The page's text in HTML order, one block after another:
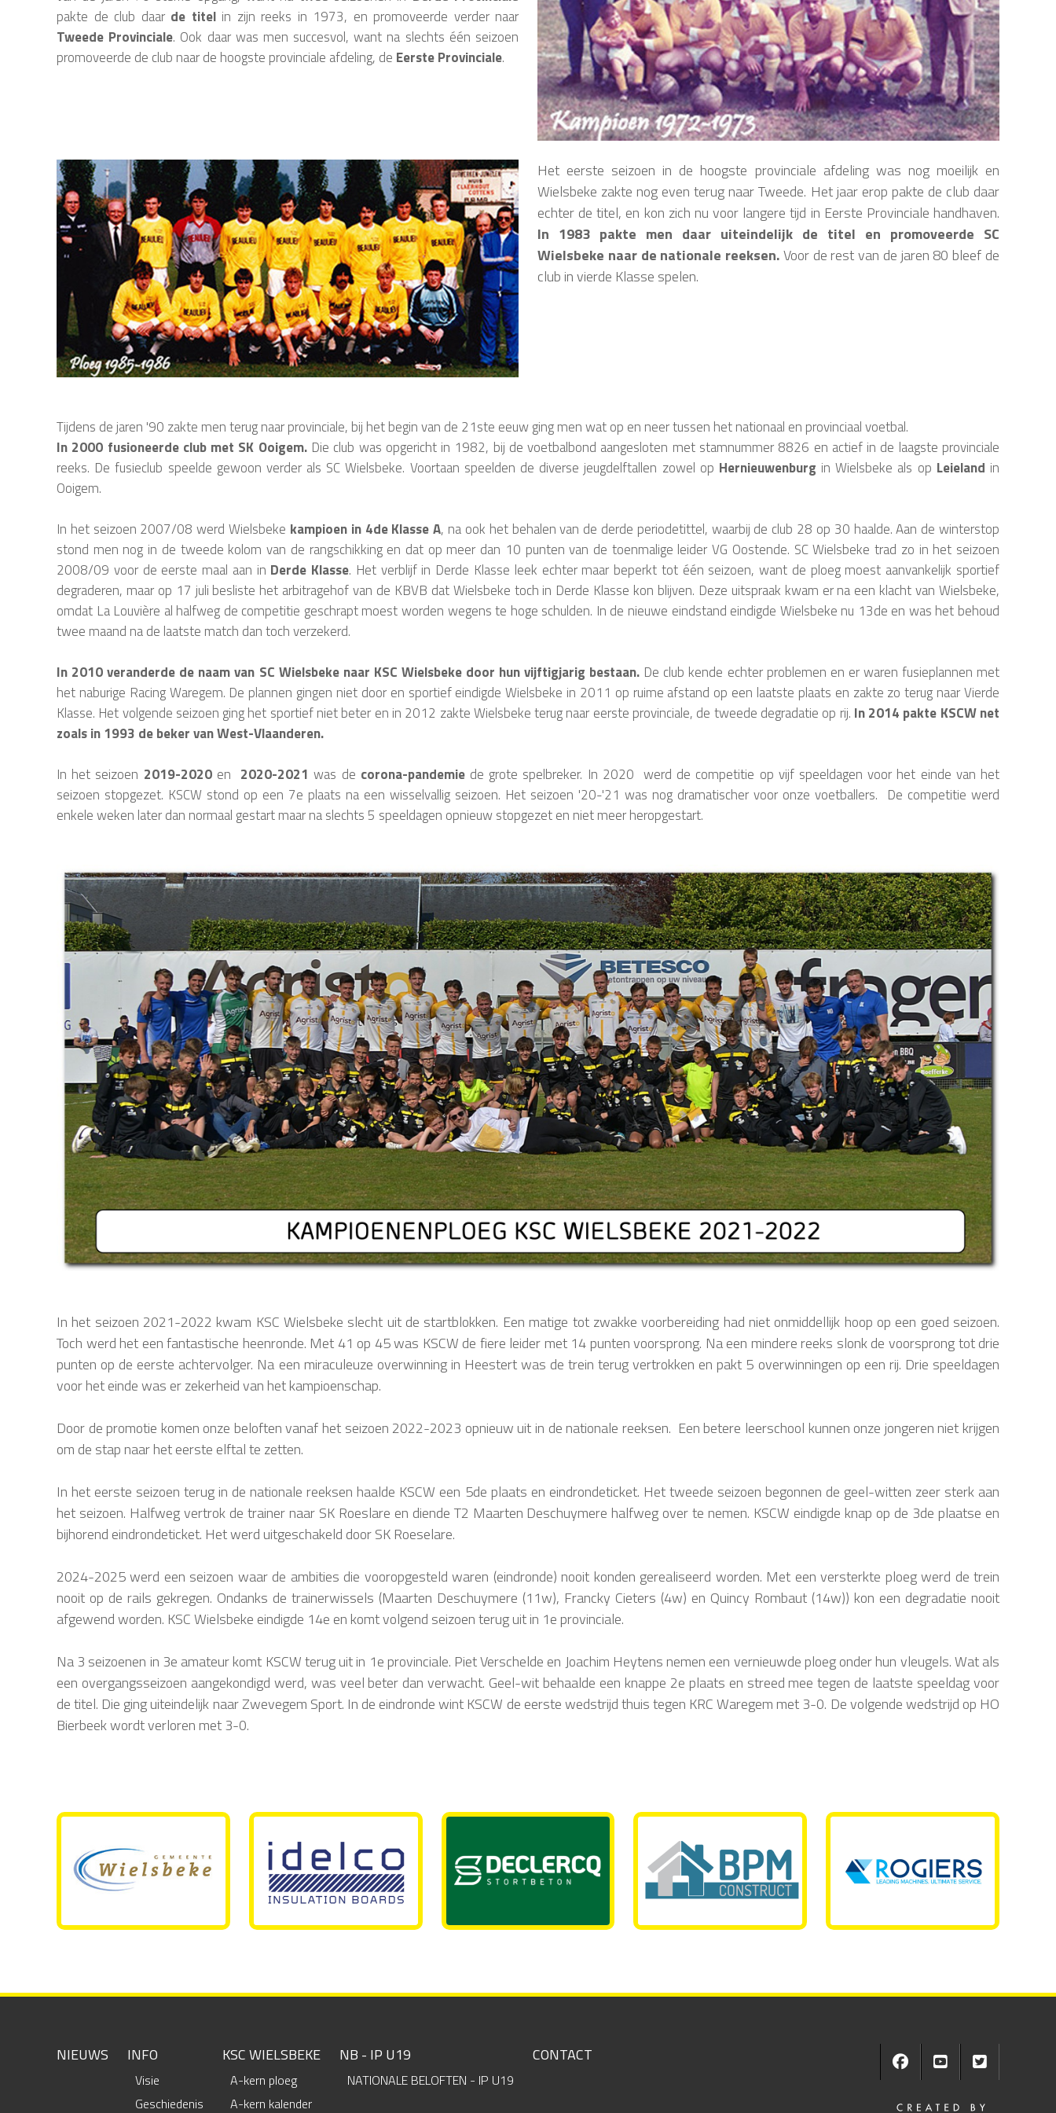
pakte de club daar de titelin zijn reeks in 1973, en promoveerde verder naar
Tweede Provinciale. Ook daar was men succesvol, want na slechts één seizoen
promoveerde de club naar de hoogste provinciale afdeling, de Eerste Provinciale.
Het eerste seizoen in de hoogste provinciale afdeling was nog moeilijk en
Wielsbeke zakte nog even terug naar Tweede. Het jaar erop pakte de club daar
echter de titel, en kon zich nu voor langere tijd in Eerste Provinciale handhaven.
In 1983 pakte men daar uiteindelijk de titel en promoveerde SC
Wielsbeke naar de nationale reeksen.Voor de rest van de jaren 80 bleef de
club in vierde Klasse spelen.
Tijdens de jaren '90 zakte men terug naar provinciale, bij het begin van de 21ste eeuw ging men wat op en neer tussen het nationaal en provinciaal voetbal.
In 2000 fusioneerde club met SK Ooigem.Die club was opgericht in 1982, bij de voetbalbond aangesloten met stamnummer 8826 en actief in de laagste provinciale
reeks. De fusieclub speelde gewoon verder als SC Wielsbeke. Voortaan speelden de diverse jeugdelftallen zowel op Hernieuwenburg in Wielsbeke als op Leieland in
Ooigem.
In het seizoen 2007/08 werd Wielsbeke kampioen in 4de Klasse A, na ook het behalen van de derde periodetittel, waarbij de club 28 op 30 haalde. Aan de winterstop
stond men nog in de tweede kolom van de rangschikking en dat op meer dan 10 punten van de toenmalige leider VG Oostende. SC Wielsbeke trad zo in het seizoen
2008/09 voor de eerste maal aan in Derde Klasse. Het verblijf in Derde Klasse leek echter maar beperkt tot één seizoen, want de ploeg moest aanvankelijk sportief
degraderen, maar op 17 juli besliste het arbitragehof van de KBVB dat Wielsbeke toch in Derde Klasse kon blijven. Deze uitspraak kwam er na een klacht van Wielsbeke,
omdat La Louvière al halfweg de competitie geschrapt moest worden wegens te hoge schulden. In de nieuwe eindstand eindigde Wielsbeke nu 13de en was het behoud
twee maand na de laatste match dan toch verzekerd.
In 2010 veranderde de naam van SC Wielsbeke naar KSC Wielsbeke door hun vijftigjarig bestaan. De club kende echter problemen en er waren fusieplannen met
het naburige Racing Waregem. De plannen gingen niet door en sportief eindigde Wielsbeke in 2011 op ruime afstand op een laatste plaats en zakte zo terug naar Vierde
Klasse. Het volgende seizoen ging het sportief niet beter en in 2012 zakte Wielsbeke terug naar eerste provinciale, de tweede degradatie op rij. In 2014 pakte KSCW net
zoals in 1993 de beker van West-Vlaanderen.
In het seizoen 2019-2020en 2020-2021 was de corona-pandemiede grote spelbreker. In 2020 werd de competitie op vijf speeldagen voor het einde van het
seizoen stopgezet. KSCW stond op een 7e plaats na een wisselvallig seizoen. Het seizoen '20-'21 was nog dramatischer voor onze voetballers. De competitie werd
enkele weken later dan normaal gestart maar na slechts 5 speeldagen opnieuw stopgezet en niet meer heropgestart.
In het seizoen 2021-2022 kwam KSC Wielsbeke slecht uit de startblokken. Een matige tot zwakke voorbereiding had niet onmiddellijk hoop op een goed seizoen.
Toch werd het een fantastische heenronde. Met 41 op 45 was KSCW de fiere leider met 14 punten voorsprong. Na een mindere reeks slonk de voorsprong tot drie
punten op de eerste achtervolger. Na een miraculeuze overwinning in Heestert was de trein terug vertrokken en pakt 5 overwinningen op een rij. Drie speeldagen
voor het einde was er zekerheid van het kampioenschap.
Door de promotie komen onze beloften vanaf het seizoen 2022-2023 opnieuw uit in de nationale reeksen. Een betere leerschool kunnen onze jongeren niet krijgen
om de stap naar het eerste elftal te zetten.
In het eerste seizoen terug in de nationale reeksen haalde KSCW een 5de plaats en eindrondeticket. Het tweede seizoen begonnen de geel-witten zeer sterk aan
het seizoen. Halfweg vertrok de trainer naar SK Roeslare en diende T2 Maarten Deschuymere halfweg over te nemen. KSCW eindigde knap op de 3de plaatse en
bijhorend eindrondeticket. Het werd uitgeschakeld door SK Roeselare.
2024-2025 werd een seizoen waar de ambities die vooropgesteld waren (eindronde) nooit konden gerealiseerd worden. Met een versterkte ploeg werd de trein
nooit op de rails gekregen. Ondanks de trainerwissels (Maarten Deschuymere (11w), Francky Cieters (4w) en Quincy Rombaut (14w)) kon een degradatie nooit
afgewend worden. KSC Wielsbeke eindigde 14e en komt volgend seizoen terug uit in 1e provinciale.
Na 3 seizoenen in 3e amateur komt KSCW terug uit in 1e provinciale. Piet Verschelde en Joachim Heytens nemen een vernieuwde ploeg onder hun vleugels. Wat als
een overgangsseizoen aangekondigd werd, was veel beter dan verwacht. Geel-wit behaalde een knappe 2e plaats en streed mee tegen de laatste speeldag voor
de titel. Die ging uiteindelijk naar Zwevegem Sport. In de eindronde wint KSCW de eerste wedstrijd thuis tegen KRC Waregem met 3-0. De volgende wedstrijd op HO
Bierbeek wordt verloren met 3-0.
NIEUWS INFO
Visie
Geschiedenis
KSC WIELSBEKE
A-kern ploeg
A-kern kalender
NB - IP U19
NATIONALE BELOFTEN - IP U19
CONTACT